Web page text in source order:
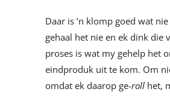
Daar is ’n klomp goed wat
gehaal het nie en ek dink die
proses is wat my gehelp het
eindproduk uit te kom. Om
omdat ek daarop ge-rollhet,